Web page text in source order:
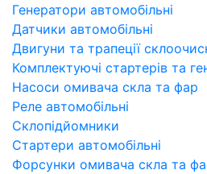
Генератори автомобільні
Датчики автомобільні
Двигуни та трапеції
Комплектуючі стартерів та
Насоси омивача скла та фар
Реле автомобільні
Склопідйомники
Стартери автомобільні
Форсунки омивача скла та